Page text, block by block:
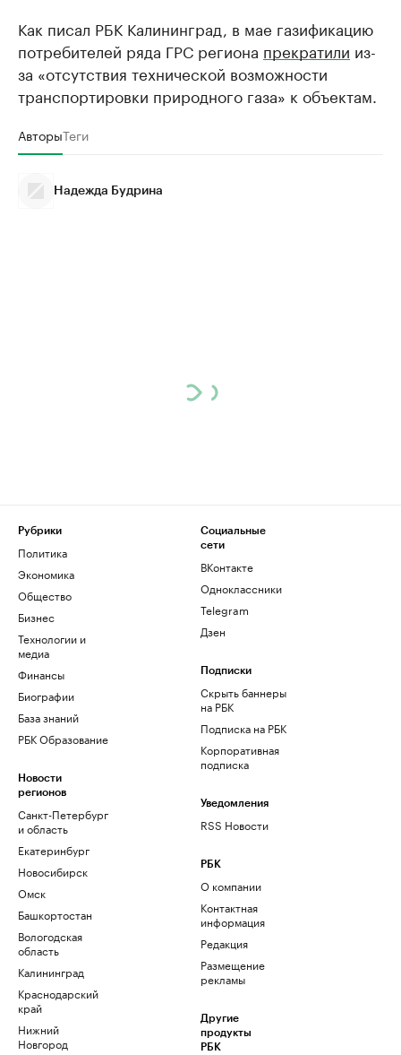
Как писал РБК Калининград, в мае газификацию
потребителей ряда ГРС региона прекратили из-
за «отсутствия технической возможности
транспортировки природного газа» к объектам.
АвторыТеги
Надежда Будрина
Рубрики
Политика
Экономика
Общество
Бизнес
Технологии и
медиа
Финансы
Биографии
База знаний
РБК Образование
Новости
регионов
Санкт-Петербург
и область
Екатеринбург
Новосибирск
Омск
Башкортостан
Вологодская
область
Калининград
Краснодарский
край
Нижний
Новгород
Социальные
сети
ВКонтакте
Одноклассники
Telegram
Дзен
Подписки
Скрыть баннеры
на РБК
Подписка на РБК
Корпоративная
подписка
Уведомления
RSS Новости
РБК
О компании
Контактная
информация
Редакция
Размещение
рекламы
Другие
продукты
РБК